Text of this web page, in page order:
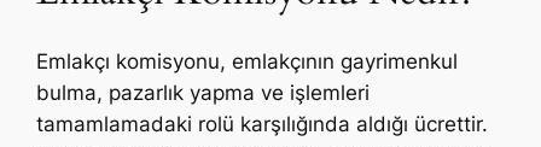
Emlakçı komisyonu, emlakçının gayrimenkul
bulma, pazarlık yapma ve işlemleri
tamamlamadaki rolü karşılığında aldığı ücrettir.